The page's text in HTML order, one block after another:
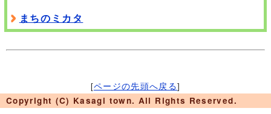
まちのミカタ
[ページの先頭へ戻る]
Copyright (C) Kasagi town. All Rights Reserved.